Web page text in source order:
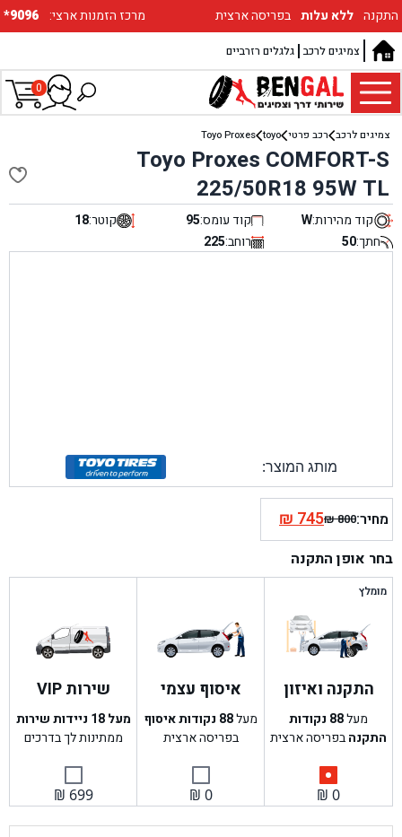
*9096 :מרכז הזמנות ארצי התקנה ללא עלות בפריסה ארצית
גלגלים רזרביים צמיגים לרכב
0
צמיגים לרכב רכב פרטי toyo
Toyo Proxes
Toyo Proxes COMFORT-S
225/50R18 95W TL
קוד מהירות:W קוד עומס:95 קוטר:18
חתך:50 רוחב:225
מותג המוצר:
מחיר: ₪800
המחיר
המקורי
היה:
₪745המחיר
הנוכחי
הוא:
בחר אופן התקנה
מומלץ
התקנה ואיזון
מעל88 נקודות
התקנהבפריסה ארצית
₪ 0
איסוף עצמי
מעל88 נקודות איסוף
בפריסה ארצית
₪ 0
שירות VIP
מעל 18 ניידות שירות
ממתינות לך בדרכים
₪ 699